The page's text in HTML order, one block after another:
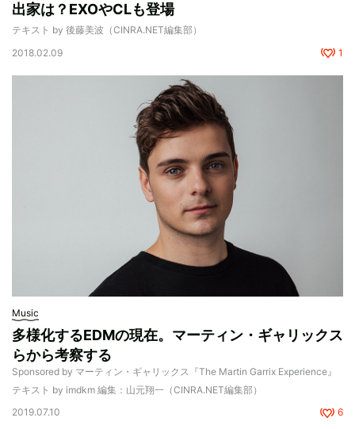
出家は？EXOやCLも登場
テキスト by 後藤美波（CINRA.NET編集部）
2018.02.09
1
Music
多様化するEDMの現在。マーティン・ギャリックス
らから考察する
Sponsored by マーティン・ギャリックス『The Martin Garrix Experience』
テキスト by imdkm 編集：山元翔一（CINRA.NET編集部）
2019.07.10
6